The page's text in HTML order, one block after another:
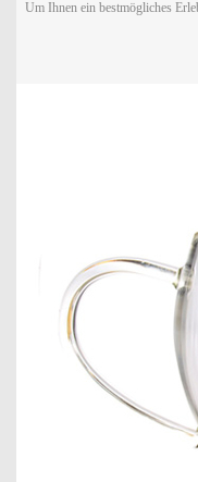
Um Ihnen ein bestmögliches